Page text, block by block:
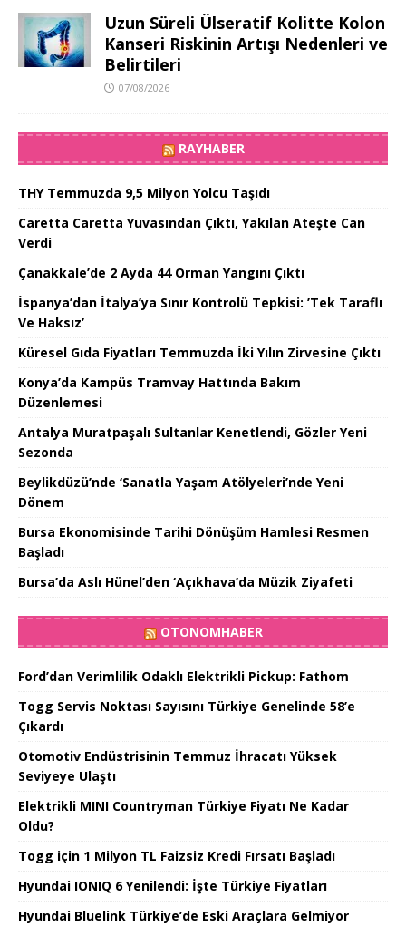
Uzun Süreli Ülseratif Kolitte Kolon
Kanseri Riskinin Artışı Nedenleri ve
Belirtileri
07/08/2026
RAYHABER
THY Temmuzda 9,5 Milyon Yolcu Taşıdı
Caretta Caretta Yuvasından Çıktı, Yakılan Ateşte Can
Verdi
Çanakkale’de 2 Ayda 44 Orman Yangını Çıktı
İspanya’dan İtalya’ya Sınır Kontrolü Tepkisi: ’Tek Taraflı
Ve Haksız’
Küresel Gıda Fiyatları Temmuzda İki Yılın Zirvesine Çıktı
Konya’da Kampüs Tramvay Hattında Bakım
Düzenlemesi
Antalya Muratpaşalı Sultanlar Kenetlendi, Gözler Yeni
Sezonda
Beylikdüzü’nde ‘Sanatla Yaşam Atölyeleri’nde Yeni
Dönem
Bursa Ekonomisinde Tarihi Dönüşüm Hamlesi Resmen
Başladı
Bursa’da Aslı Hünel’den ‘Açıkhava’da Müzik Ziyafeti
OTONOMHABER
Ford’dan Verimlilik Odaklı Elektrikli Pickup: Fathom
Togg Servis Noktası Sayısını Türkiye Genelinde 58’e
Çıkardı
Otomotiv Endüstrisinin Temmuz İhracatı Yüksek
Seviyeye Ulaştı
Elektrikli MINI Countryman Türkiye Fiyatı Ne Kadar
Oldu?
Togg için 1 Milyon TL Faizsiz Kredi Fırsatı Başladı
Hyundai IONIQ 6 Yenilendi: İşte Türkiye Fiyatları
Hyundai Bluelink Türkiye’de Eski Araçlara Gelmiyor